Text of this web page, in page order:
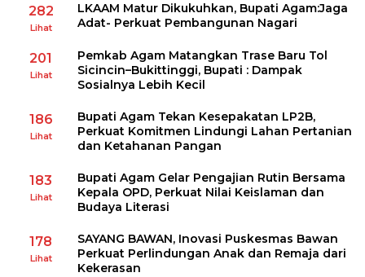
282
Lihat
LKAAM Matur Dikukuhkan, Bupati Agam:Jaga
Adat- Perkuat Pembangunan Nagari
201
Lihat
Pemkab Agam Matangkan Trase Baru Tol
Sicincin–Bukittinggi, Bupati : Dampak
Sosialnya Lebih Kecil
186
Lihat
Bupati Agam Tekan Kesepakatan LP2B,
Perkuat Komitmen Lindungi Lahan Pertanian
dan Ketahanan Pangan
183
Lihat
Bupati Agam Gelar Pengajian Rutin Bersama
Kepala OPD, Perkuat Nilai Keislaman dan
Budaya Literasi
178
Lihat
SAYANG BAWAN, Inovasi Puskesmas Bawan
Perkuat Perlindungan Anak dan Remaja dari
Kekerasan